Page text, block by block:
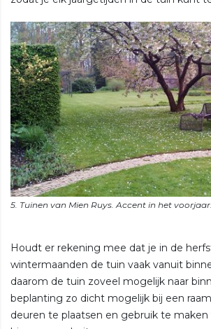
Houdt er rekening mee dat je in de
wintermaanden de tuin vaak vanuit
daarom de tuin zoveel mogelijk naar
beplanting zo dicht mogelijk bij een
deuren te plaatsen en gebruik te maken